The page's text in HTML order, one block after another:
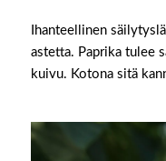
Ihanteellinen
astetta. Paprika tulee
kuivu. Kotona sitä